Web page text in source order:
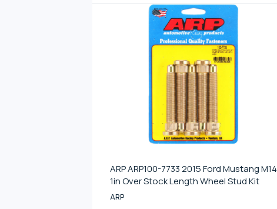
ARP ARP100-7733 2015 Ford Mustang M14
1in Over Stock Length Wheel Stud Kit
ARP